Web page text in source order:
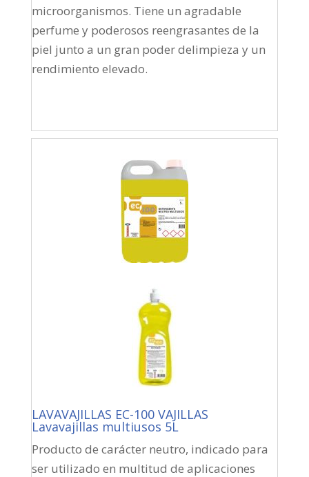
microorganismos. Tiene un agradable
perfume y poderosos reengrasantes de la
piel junto a un gran poder delimpieza y un
rendimiento elevado.
LAVAVAJILLAS EC-100 VAJILLAS
Lavavajillas multiusos 5L
Producto de carácter neutro, indicado para
ser utilizado en multitud de aplicaciones